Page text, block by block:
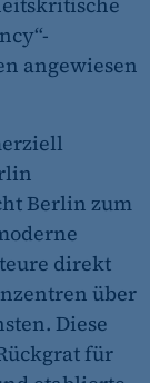
angewiesen
Berlin zum
direkt
über
Diese
für